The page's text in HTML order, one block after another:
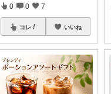
0 0 7
コレ いいね